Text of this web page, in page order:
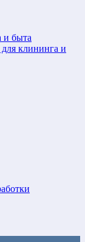
и быта
клининга и